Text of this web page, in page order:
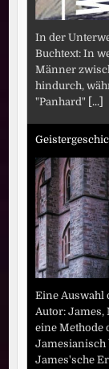
In der
Buchtext: In
Männer
hindurch,
"Panhard" [...]
Eine Auswahl
Autor: James,
eine Methode
Jamesianisch
James'sche